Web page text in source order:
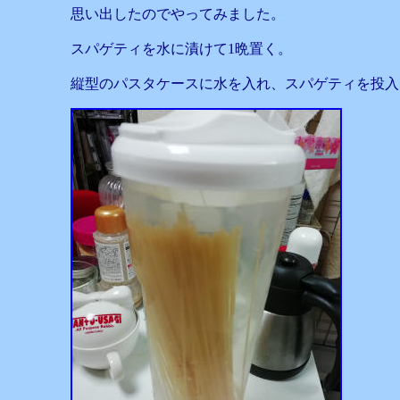
思い出したのでやってみました。
スパゲティを水に漬けて1晩置く。
縦型のパスタケースに水を入れ、スパゲティを投